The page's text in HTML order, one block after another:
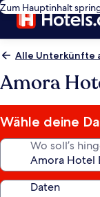
Zum Hauptinhalt
Alle Unterkünfte
Amora
Wähle deine
Wo soll’s
Daten